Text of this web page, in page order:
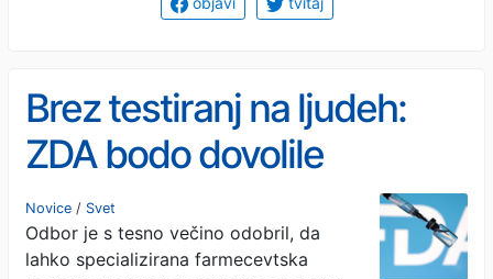
Brez testiranj na ljudeh:
ZDA bodo dovolile
uporabo kontroverznih
zdravil
Novice / Svet
Odbor je s tesno večino odobril, da
lahko specializirana farmecevtska